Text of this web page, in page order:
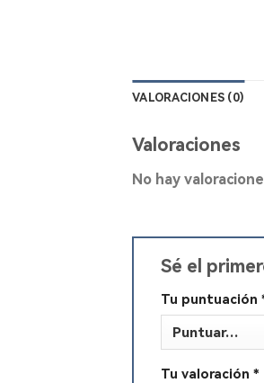
VALORACIONES (0)
Valoraciones
No hay
Sé el
Tu puntuación
Tu valoración *